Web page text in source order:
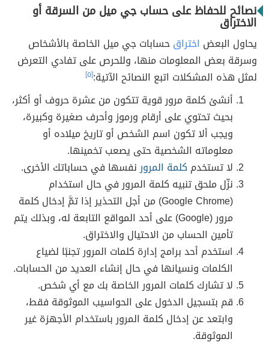
نصائح للحفاظ على حساب جي ميل من السرقة أو
الاختراق
يحاول البعض اختراقحسابات جي ميل الخاصة بالأشخاص
وسرقة بعض المعلومات منها، وللحرص على تفادي التعرض
لمثل هذه المشكلات اتبع النصائح الآتية:[٥]
أنشئ كلمة مرور قوية تتكون من عشرة حروف أو أكثر،
بحيث تحتوي على أرقام ورموز وأحرف صغيرة وكبيرة،
ويجب ألا تكون اسم الشخص أو تاريخ ميلاده أو
معلوماته الشخصية حتى يصعب تخمينها.
لا تستخدم كلمة المرورنفسها في حساباتك الأخرى.
نزّل ملحق تنبيه كلمة المرور في حال استخدام
(Google Chrome) من أجل التحذير إذا تمَّ إدخال كلمة
مرور (Google) على أحد المواقع التابعة له، وبذلك يتم
تأمين الحساب من الاحتيال والاختراق.
استخدم أحد برامج إدارة كلمات المرور تجنبًا لضياع
الكلمات ونسيانها في حال إنشاء العديد من الحسابات.
لا تشارك كلمات المرور الخاصة بك مع أي شخص.
قم بتسجيل الدخول على الحواسيب الموثوقة فقط،
وابتعد عن إدخال كلمة المرور باستخدام الأجهزة غير
الموثوقة.